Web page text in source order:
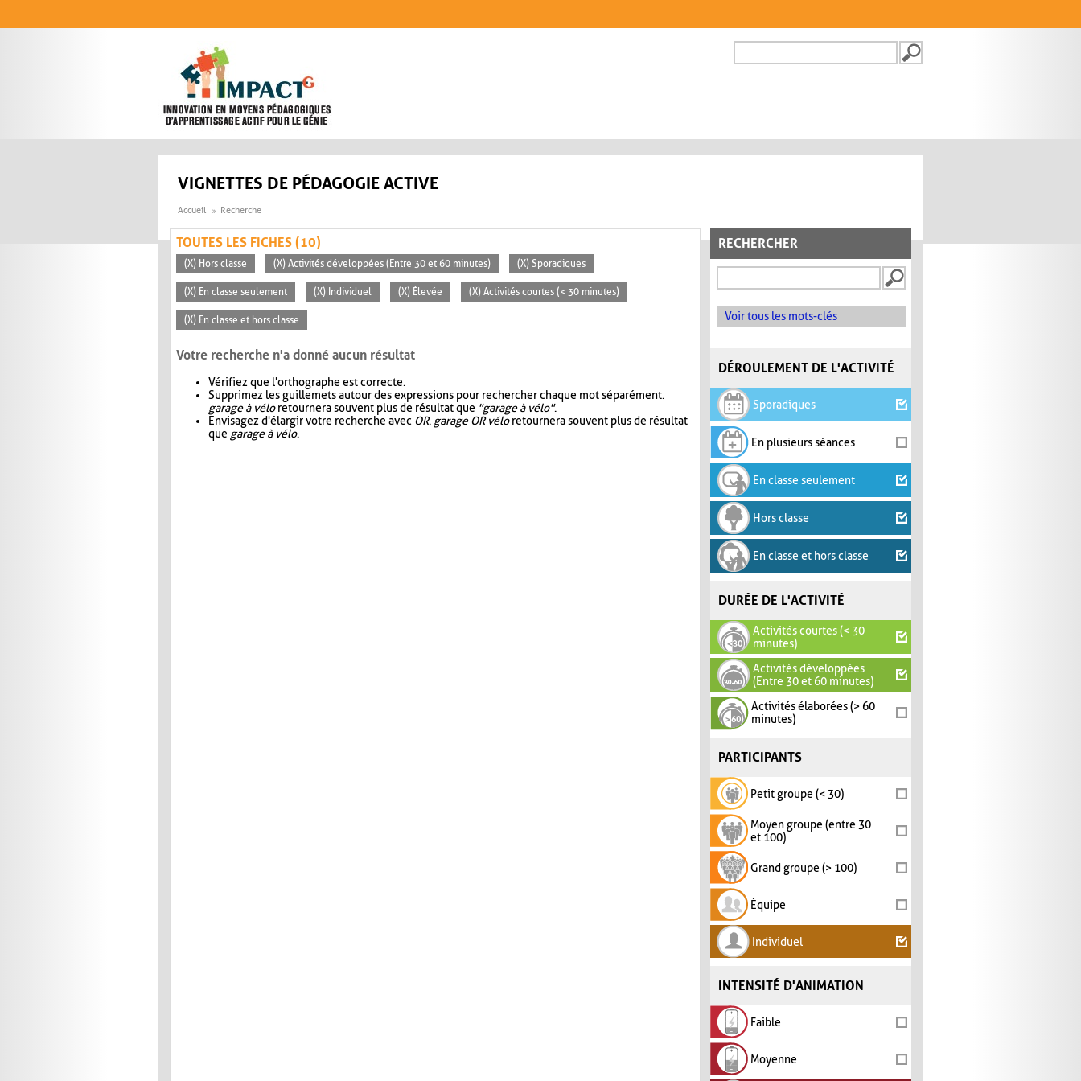
FORMULAIRE DE
VIGNETTES DE PÉDAGOGIE ACTIVE
Accueil Recherche
RECHERCHER
Voir tous les mots-clés
DÉROULEMENT DE L'ACTIVITÉ
Sporadiques
En plusieurs séances
En classe seulement
Hors classe
En classe et hors classe
DURÉE DE L'ACTIVITÉ
Activités courtes (< 30
minutes)
Activités développées
(Entre 30 et 60 minutes)
Activités élaborées (> 60
minutes)
PARTICIPANTS
Petit groupe (< 30)
Moyen groupe (entre 30
et 100)
Grand groupe (> 100)
Équipe
Individuel
INTENSITÉ D'ANIMATION
Faible
Moyenne
TOUTES LES FICHES (10)
(X) Hors classe (X) Activités développées (Entre 30 et 60 minutes) (X) Sporadiques
(X) En classe seulement (X) Individuel (X) Élevée (X) Activités courtes (< 30 minutes)
(X) En classe et hors classe
Votre recherche n'a donné aucun résultat
Vérifiez que l'orthographe est correcte.
Supprimez les guillemets autour des expressions pour rechercher chaque mot séparément.
garage à véloretournera souvent plus de résultat que "garage à vélo".
Envisagez d'élargir votre recherche avec OR. garage OR véloretournera souvent plus de résultat
que garage à vélo.